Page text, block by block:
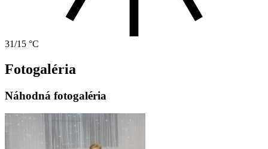
31/15 °C
Fotogaléria
Náhodná fotogaléria